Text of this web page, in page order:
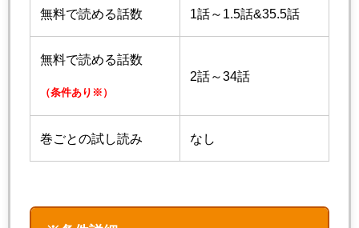
無料で読める話数 1話～1.5話&35.5話
無料で読める話数
（条件あり※）
2話～34話
巻ごとの試し読み なし